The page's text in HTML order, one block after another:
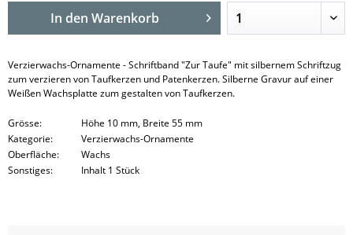
In den Warenkorb
Verzierwachs-Ornamente - Schriftband "Zur Taufe" mit silbernem Schriftzug
zum verzieren von Taufkerzen und Patenkerzen. Silberne Gravur auf einer
Weißen Wachsplatte zum gestalten von Taufkerzen.
Grösse:
Höhe 10 mm, Breite 55 mm
Kategorie:
Verzierwachs-Ornamente
Oberfläche:
Wachs
Sonstiges:
Inhalt 1 Stück